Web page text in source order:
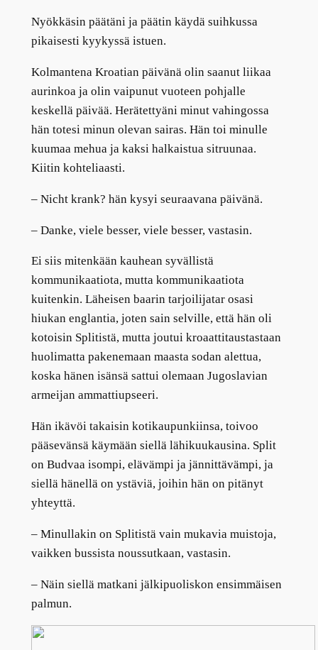
Nyökkäsin päätäni ja päätin käydä suihkussa
pikaisesti kyykyssä istuen.
Kolmantena Kroatian päivänä olin saanut liikaa
aurinkoa ja olin vaipunut vuoteen pohjalle
keskellä päivää. Herätettyäni minut vahingossa
hän totesi minun olevan sairas. Hän toi minulle
kuumaa mehua ja kaksi halkaistua sitruunaa.
Kiitin kohteliaasti.
– Nicht krank? hän kysyi seuraavana päivänä.
– Danke, viele besser, viele besser, vastasin.
Ei siis mitenkään kauhean syvällistä
kommunikaatiota, mutta kommunikaatiota
kuitenkin. Läheisen baarin tarjoilijatar osasi
hiukan englantia, joten sain selville, että hän oli
kotoisin Splitistä, mutta joutui kroaattitaustastaan
huolimatta pakenemaan maasta sodan alettua,
koska hänen isänsä sattui olemaan Jugoslavian
armeijan ammattiupseeri.
Hän ikävöi takaisin kotikaupunkiinsa, toivoo
pääsevänsä käymään siellä lähikuukausina. Split
on Budvaa isompi, elävämpi ja jännittävämpi, ja
siellä hänellä on ystäviä, joihin hän on pitänyt
yhteyttä.
– Minullakin on Splitistä vain mukavia muistoja,
vaikken bussista noussutkaan, vastasin.
– Näin siellä matkani jälkipuoliskon ensimmäisen
palmun.